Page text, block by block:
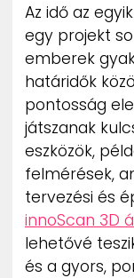
Az idő az
egy projekt
emberek
határidők
pontosság
játszanak
eszközök,
felmérések,
tervezési és
innoScan 3D
lehetővé
és a gyors,